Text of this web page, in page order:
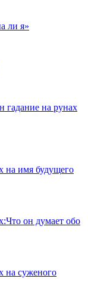
ли я»
гадание на рунах
на имя будущего
он думает обо
на суженого